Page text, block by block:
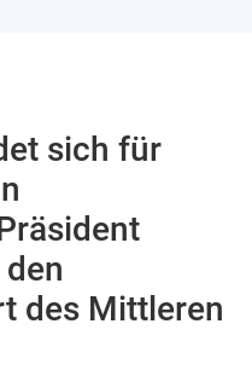
sich für
des Mittleren